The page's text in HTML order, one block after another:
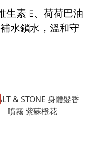
生素 E、荷荷巴油
水鎖水，溫和守